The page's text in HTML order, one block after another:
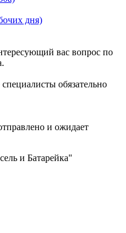
дня)
вас вопрос по
обязательно
и ожидает
и Батарейка"